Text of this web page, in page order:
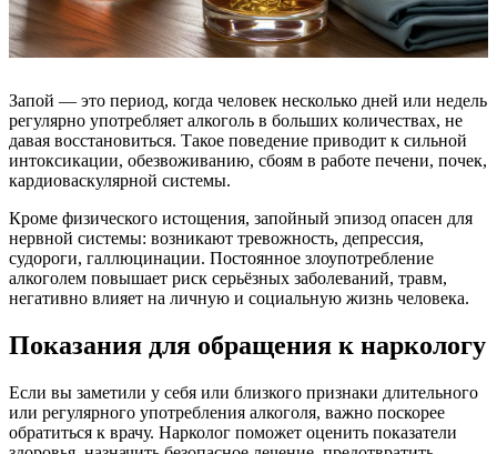
Запой — это период, когда человек несколько дней или недель
регулярно употребляет алкоголь в больших количествах, не
давая восстановиться. Такое поведение приводит к сильной
интоксикации, обезвоживанию, сбоям в работе печени, почек,
кардиоваскулярной системы.
Кроме физического истощения, запойный эпизод опасен для
нервной системы: возникают тревожность, депрессия,
судороги, галлюцинации. Постоянное злоупотребление
алкоголем повышает риск серьёзных заболеваний, травм,
негативно влияет на личную и социальную жизнь человека.
Показания для обращения к наркологу
Если вы заметили у себя или близкого признаки длительного
или регулярного употребления алкоголя, важно поскорее
обратиться к врачу. Нарколог поможет оценить показатели